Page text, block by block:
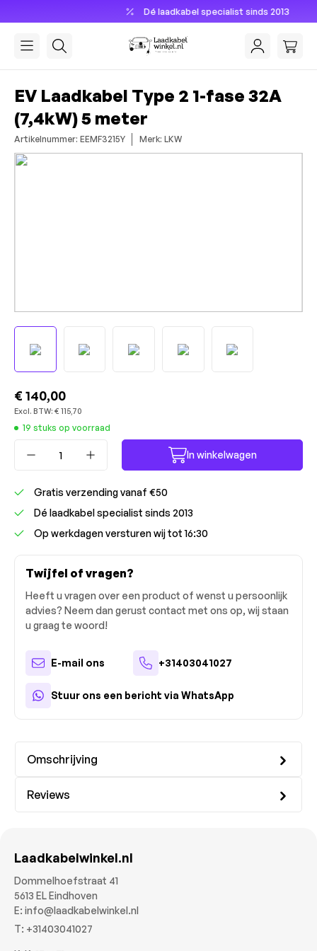
Dé laadkabel specialist sinds 2013
EV Laadkabel Type 2 1-fase 32A
(7,4kW) 5 meter
Artikelnummer: EEMF3215Y Merk: LKW
Afbeeldingengalerij overslaan
€ 140,00
Excl. BTW: € 115,70
19 stuks op voorraad
Producthoeveelheid: Voer de
In winkelwagen
Gratis verzending vanaf €50
Dé laadkabel specialist sinds 2013
Op werkdagen versturen wij tot 16:30
Twijfel of vragen?
Heeft u vragen over een product of wenst u persoonlijk
advies? Neem dan gerust contact met ons op, wij staan
u graag te woord!
E-mail ons +31403041027
Stuur ons een bericht via WhatsApp
Omschrijving
Reviews
Laadkabelwinkel.nl
Dommelhoefstraat 41
5613 EL Eindhoven
E: info@laadkabelwinkel.nl
T: +31403041027